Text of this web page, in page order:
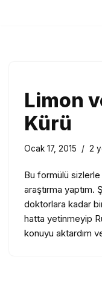
Limon
Kürü
Ocak 17, 2015 2
Bu formülü
araştırma yaptım.
doktorlara kadar
hatta yetinmeyip
konuyu aktardım